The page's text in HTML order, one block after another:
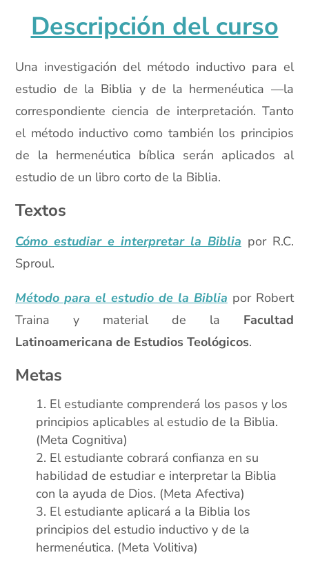
Descripción del curso
Una investigación del método inductivo para el
estudio de la Biblia y de la hermenéutica —la
correspondiente ciencia de interpretación. Tanto
el método inductivo como también los principios
de la hermenéutica bíblica serán aplicados al
estudio de un libro corto de la Biblia.
Textos
Cómo estudiar e interpretar la Biblia por R.C.
Sproul.
Método para el estudio de la Biblia por Robert
Traina y material de la Facultad
Latinoamericana de Estudios Teológicos.
Metas
El estudiante comprenderá los pasos y los
principios aplicables al estudio de la Biblia.
(Meta Cognitiva)
El estudiante cobrará confianza en su
habilidad de estudiar e interpretar la Biblia
con la ayuda de Dios. (Meta Afectiva)
El estudiante aplicará a la Biblia los
principios del estudio inductivo y de la
hermenéutica. (Meta Volitiva)